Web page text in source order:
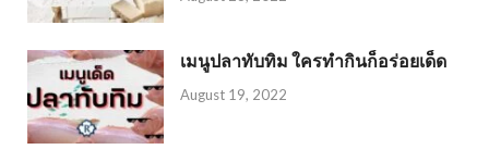
เมนูปลาทับทิม ใครทำกินก็อร่อยเด็ด
August 19, 2022